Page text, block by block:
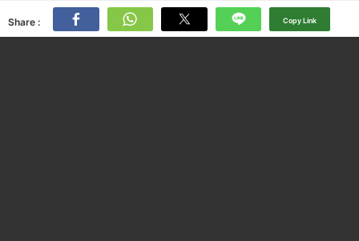
Share : Copy Link